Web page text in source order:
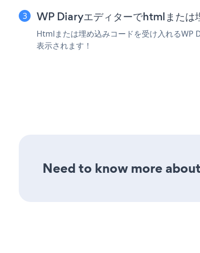
WP Diaryエディターでhtmlまたは
Htmlまたは埋め込みコードを受け入れる
表示されます！
Need to know more